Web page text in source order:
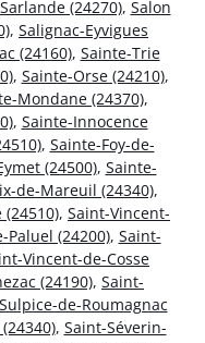
Sarlande (24270), Salon
, Salignac-Eyvigues
(24160), Sainte-Trie
, Sainte-Orse (24210),
Mondane (24370),
, Sainte-Innocence
, Sainte-Foy-de-
(24500), Sainte-
de-Mareuil (24340),
, Saint-Vincent-
Paluel (24200), Saint-
Vincent-de-Cosse
(24190), Saint-
de-Roumagnac
, Saint-Séverin-